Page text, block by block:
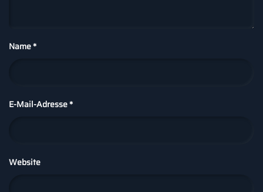
Name*
E-Mail-Adresse*
Website